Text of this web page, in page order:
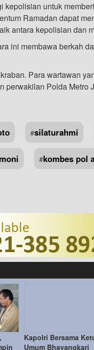
untuk
Ramadan dapat
antara kepolisian dan
ini membawa berkah
Para wartawan
perwakilan Polda Metro
#silaturahmi
#kombes pol
Kapolri Bersama
Umum Bhayangkari